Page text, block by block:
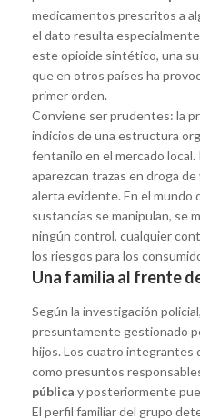
medicamentos prescritos a
el dato resulta
este opioide sintético, una
que en otros países ha
primer orden.
Conviene ser prudentes: la
indicios de una estructura
fentanilo en el mercado
aparezcan trazas en droga
alerta evidente. En el mundo
sustancias se manipulan, se
ningún control, cualquier
los riesgos para los
Una familia al frente
Según la investigación
presuntamente gestionado
hijos. Los cuatro integrantes
como presuntos
pública y posteriormente
El perfil familiar del grupo